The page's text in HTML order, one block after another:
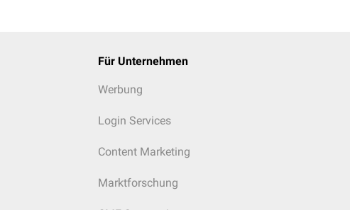
Für Unternehmen
Werbung
Login Services
Content Marketing
Marktforschung